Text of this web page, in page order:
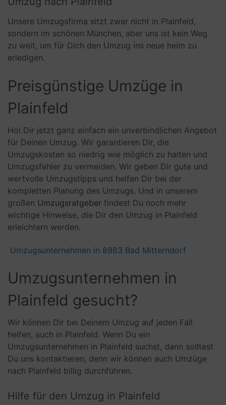
Unsere Umzugsfirma sitzt zwar nicht in Plainfeld,
sondern im schönen München, aber uns ist kein Weg
zu weit, um für Dich den Umzug ins neue heim zu
erledigen.
Preisgünstige Umzüge in
Plainfeld
Hol Dir jetzt ganz einfach ein unverbindlichen Angebot
für Deinen Umzug. Wir garantieren Dir, die
Umzugskosten so niedrig wie möglich zu halten und
Umzugsfehler zu vermeiden. Wir geben Dir gute und
wertvolle Umzugstipps und helfen Dir bei der
kompletten Planung des Umzugs. Und in unserem
großen Umzugsratgeber findest Du noch mehr
wichtige Hinweise, die Dir den Umzug in Plainfeld
erleichtern werden.
Umzugsunternehmen in 8983 Bad Mitterndorf
Umzugsunternehmen in
Plainfeld gesucht?
Wir können Dir bei Deinem Umzug auf jeden Fall
helfen, auch in Plainfeld. Wenn Du ein
Umzugsunternehmen in Plainfeld suchst, dann solltest
Du uns kontaktieren, denn wir können auch Umzüge
nach Plainfeld billig durchführen.
Hilfe für den Umzug in Plainfeld